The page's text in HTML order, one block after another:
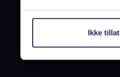
Ikke tillat